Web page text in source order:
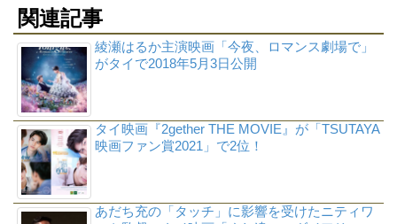
関連記事
綾瀬はるか主演映画「今夜、ロマンス劇場で」
がタイで2018年5月3日公開
タイ映画『2gether THE MOVIE』が「TSUTAYA
映画ファン賞2021」で2位！
あだち充の「タッチ」に影響を受けたニティワ